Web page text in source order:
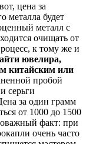
цена за
металла будет
металл с
очищать от
к тому же и
ювелира,
китайским или
пробой
серьги
за один грамм
от 1000 до 1500
факт: при
очень часто